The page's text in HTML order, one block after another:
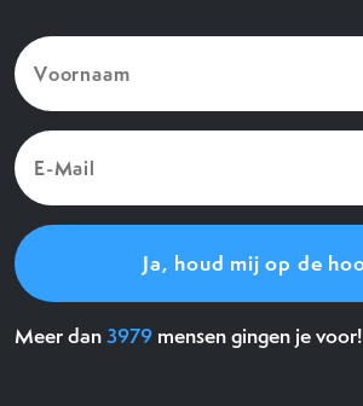
Voornaam
(Vereist)
E-
Mail
(Vereist)
Meer dan3979 mensen gingen je voor!